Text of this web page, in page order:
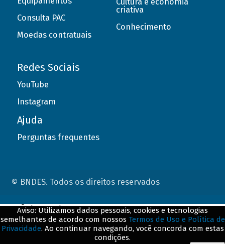
Consulta PAC
Moedas contratuais
criativa
Conhecimento
Redes Sociais
YouTube
Instagram
Ajuda
Perguntas frequentes
© BNDES. Todos os direitos reservados
Aviso: Utilizamos dados pessoais, cookies e tecnologias
semelhantes de acordo com nossos Termos de Uso e Política de
Privacidade. Ao continuar navegando, você concorda com estas
condições.
ConteÃºdo complementar
${title}${badge}